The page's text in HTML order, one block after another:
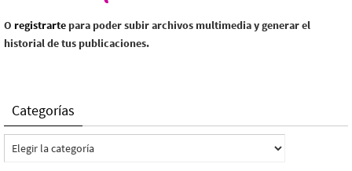
O registrarte para poder subir archivos multimedia y generar el
historial de tus publicaciones.
Categorías
Categorías